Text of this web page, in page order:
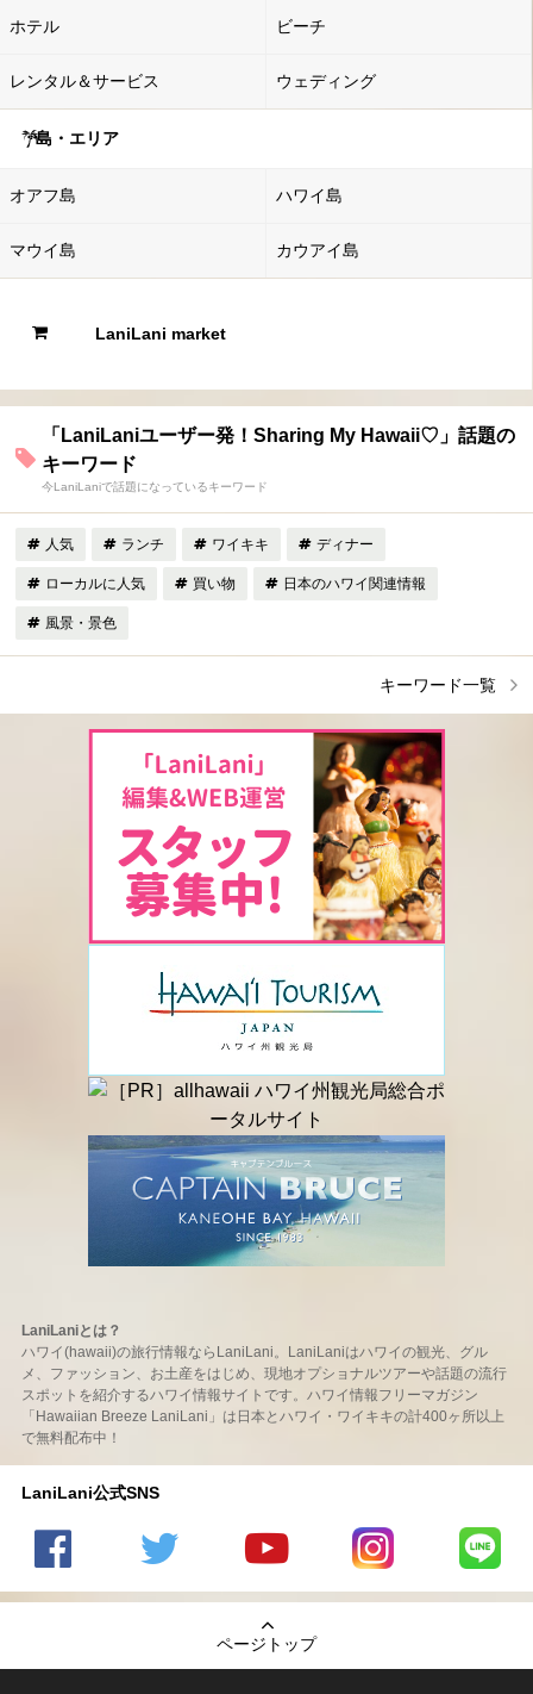
ホテル ビーチ
レンタル＆サービス ウェディング
島・エリア
オアフ島 ハワイ島
マウイ島 カウアイ島
LaniLani market
「LaniLaniユーザー発！Sharing My Hawaii♡」話題の
キーワード
今LaniLaniで話題になっているキーワード
人気 ランチ ワイキキ ディナー
ローカルに人気 買い物 日本のハワイ関連情報
風景・景色
キーワード一覧
LaniLaniとは？
ハワイ(hawaii)の旅行情報ならLaniLani。LaniLaniはハワイの観光、グル
メ、ファッション、お土産をはじめ、現地オプショナルツアーや話題の流行
スポットを紹介するハワイ情報サイトです。ハワイ情報フリーマガジン
「Hawaiian Breeze LaniLani」は日本とハワイ・ワイキキの計400ヶ所以上
で無料配布中！
LaniLani公式SNS
の
のtwitter
の
Youtube
チャンネ
LaniLani
LaniLani
ページトップ